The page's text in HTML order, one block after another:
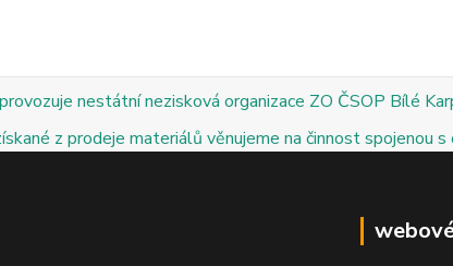
nestátní nezisková organizace ZO ČSOP Bílé
z prodeje materiálů věnujeme na činnost spojenou